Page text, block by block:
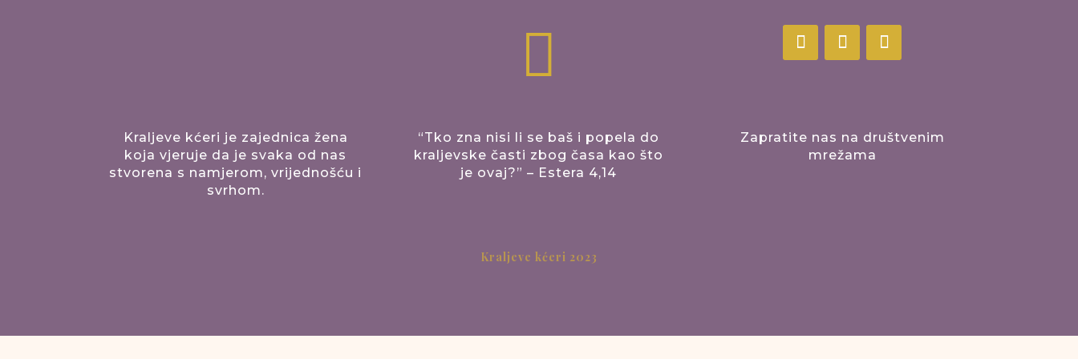

Kraljeve kćeri je zajednica žena
koja vjeruje da je svaka od nas
stvorena s namjerom, vrijednošću i
svrhom.
“Tko zna nisi li se baš i popela do
kraljevske časti zbog časa kao što
je ovaj?” – Estera 4,14
Zapratite nas na društvenim
mrežama
Kraljeve kćeri 2023